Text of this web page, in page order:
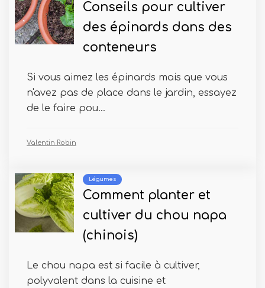
Conseils pour cultiver
des épinards dans des
conteneurs
Si vous aimez les épinards mais que vous
n'avez pas de place dans le jardin, essayez
de le faire pou...
Valentin Robin
Légumes
Comment planter et
cultiver du chou napa
(chinois)
Le chou napa est si facile à cultiver,
polyvalent dans la cuisine et